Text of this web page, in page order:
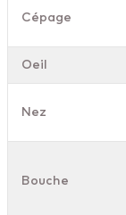
Cépage
Oeil
Nez
Bouche